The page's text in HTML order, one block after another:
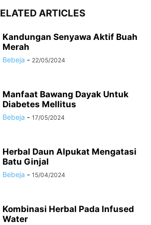
ARTICLES
Kandungan Senyawa Aktif Buah
Merah
Bebeja - 22/05/2024
Manfaat Bawang Dayak Untuk
Diabetes Mellitus
Bebeja - 17/05/2024
Herbal Daun Alpukat Mengatasi
Batu Ginjal
Bebeja - 15/04/2024
Kombinasi Herbal Pada Infused
Water